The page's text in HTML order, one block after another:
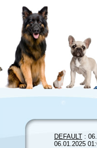
DEFAULT :
06.01.2025